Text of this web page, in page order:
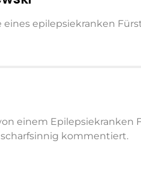
eines epilepsiekranken
einem Epilepsiekranken
kommentiert.